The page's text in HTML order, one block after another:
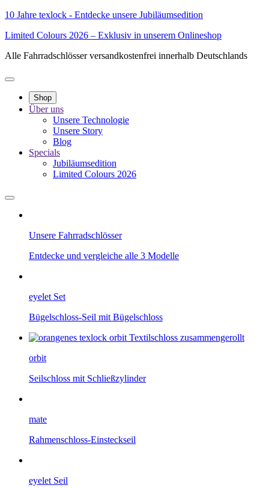
10 Jahre texlock - Entdecke unsere Jubiläumsedition
Limited Colours 2026 – Exklusiv in unserem Onlineshop
Alle Fahrradschlösser versandkostenfrei innerhalb Deutschlands
Shop
Über uns
Unsere Technologie
Unsere Story
Blog
Specials
Jubiläumsedition
Limited Colours 2026
Unsere Fahrradschlösser
Entdecke und vergleiche alle 3 Modelle
eyelet Set
Bügelschloss-Seil mit Bügelschloss
orbit
Seilschloss mit Schließzylinder
mate
Rahmenschloss-Einsteckseil
eyelet Seil